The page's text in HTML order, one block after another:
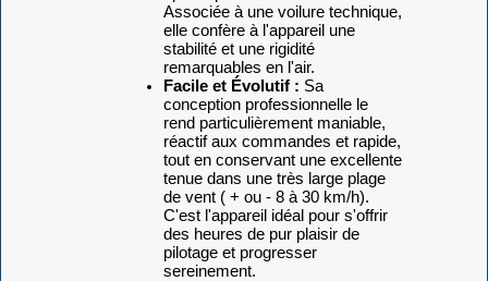
Associée à une voilure technique,
elle confère à l'appareil une
stabilité et une rigidité
remarquables en l'air.
Facile et Évolutif : Sa
conception professionnelle le
rend particulièrement maniable,
réactif aux commandes et rapide,
tout en conservant une excellente
tenue dans une très large plage
de vent ( + ou - 8 à 30 km/h).
C'est l'appareil idéal pour s'offrir
des heures de pur plaisir de
pilotage et progresser
sereinement.